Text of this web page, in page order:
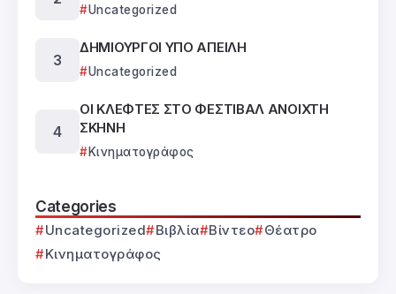
Uncategorized
ΔΗΜΙΟΥΡΓΟΙ ΥΠΟ ΑΠΕΙΛΗ
Uncategorized
ΟΙ ΚΛΕΦΤΕΣ ΣΤΟ ΦΕΣΤΙΒΑΛ ΑΝΟΙΧΤΗ
ΣΚΗΝΗ
Κινηματογράφος
Categories
Uncategorized Βιβλία Βίντεο
Θέατρο
Κινηματογράφος